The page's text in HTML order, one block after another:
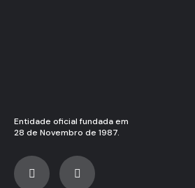
Entidade oficial fundada em
28 de Novembro de 1987.